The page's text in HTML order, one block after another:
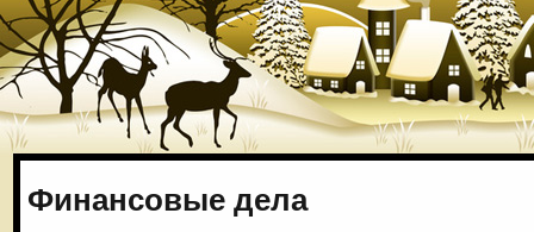
Финансовые дела